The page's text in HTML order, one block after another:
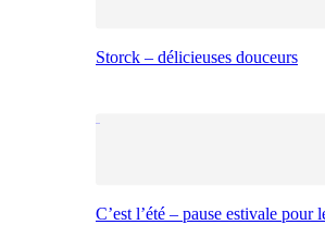
Storck – délicieuses douceurs
C’est l’été – pause estivale pour